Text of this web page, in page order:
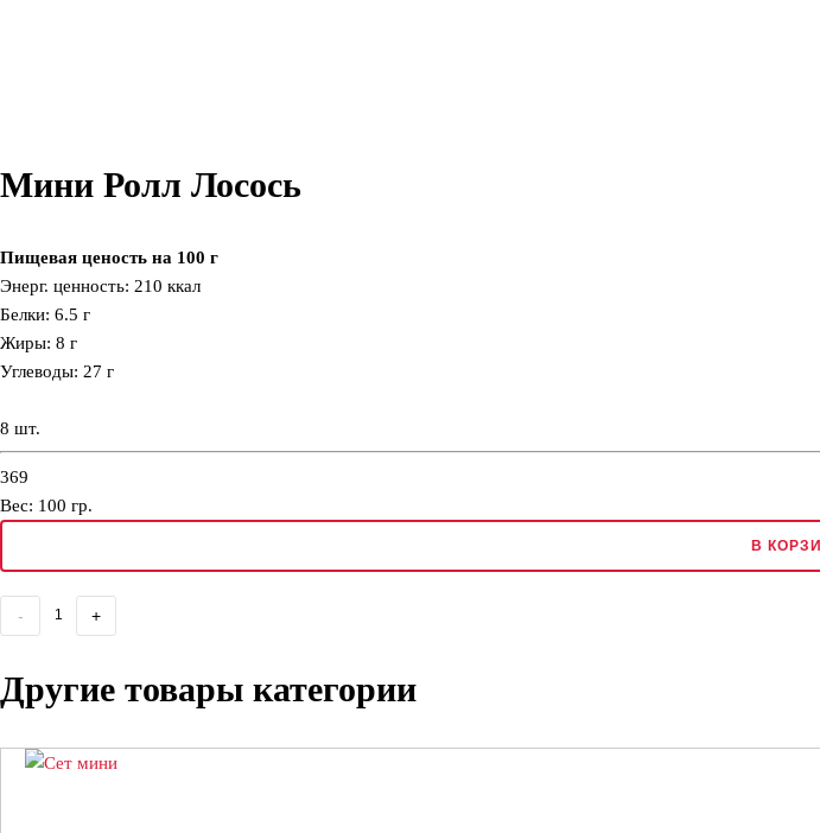
Мини Ролл Лосось
Пищевая ценость на 100 г
Энерг. ценность: 210 ккал
Белки: 6.5 г
Жиры: 8 г
Углеводы: 27 г
8 шт.
369
Вес: 100 гр.
В
- +
Другие товары категории